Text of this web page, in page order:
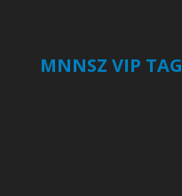
MNNSZ VIP TAG